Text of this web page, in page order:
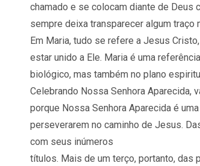
chamado e se colocam diante de Deus
sempre deixa transparecer algum
Em Maria, tudo se refere a Jesus
estar unido a Ele. Maria é uma
biológico, mas também no plano
Celebrando Nossa Senhora Aparecida,
porque Nossa Senhora Aparecida é
perseverarem no caminho de Jesus.
com seus inúmeros
títulos. Mais de um terço, portanto, das